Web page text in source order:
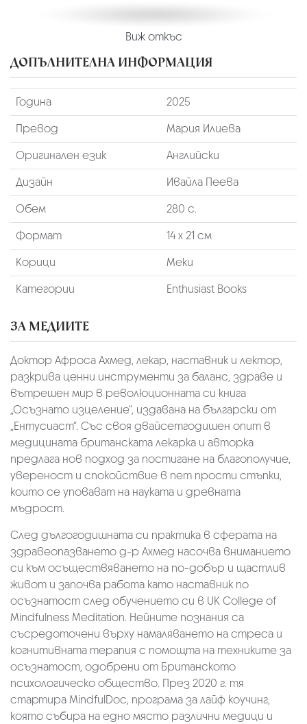
Виж откъс
ДОПЪЛНИТЕЛНА ИНФОРМАЦИЯ
Година
2025
Превод
Мария Илиева
Оригинален език
Английски
Дизайн
Ивайла Пеева
Обем
280 с.
Формат
14 х 21 см
Корици
Меки
Категории
Enthusiast Books
ЗА МЕДИИТЕ
Доктор Афроса Ахмед, лекар, наставник и лектор,
разкрива ценни инструменти за баланс, здраве и
вътрешен мир в революционната си книга
„Осъзнато изцеление“, издавана на български от
„Ентусиаст“. Със своя двайсетгодишен опит в
медицината британската лекарка и авторка
предлага нов подход за постигане на благополучие,
увереност и спокойствие в пет прости стъпки,
които се уповават на науката и древната
мъдрост.
След дългогодишната си практика в сферата на
здравеопазването д-р Ахмед насочва вниманието
си към осъществяването на по-добър и щастлив
живот и започва работа като наставник по
осъзнатост след обучението си в UK College of
Mindfulness Meditation. Нейните познания са
съсредоточени върху намаляването на стреса и
когнитивната терапия с помощта на техниките за
осъзнатост, одобрени от Британското
психологическо общество. През 2020 г. тя
стартира MindfulDoc, програма за лайф коучинг,
която събира на едно място различни медици и